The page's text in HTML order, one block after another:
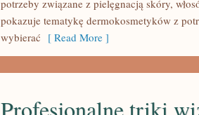
potrzeby związane z pielęgnacją skóry,
pokazuje tematykę dermokosmetyków z
wybierać [ Read More ]